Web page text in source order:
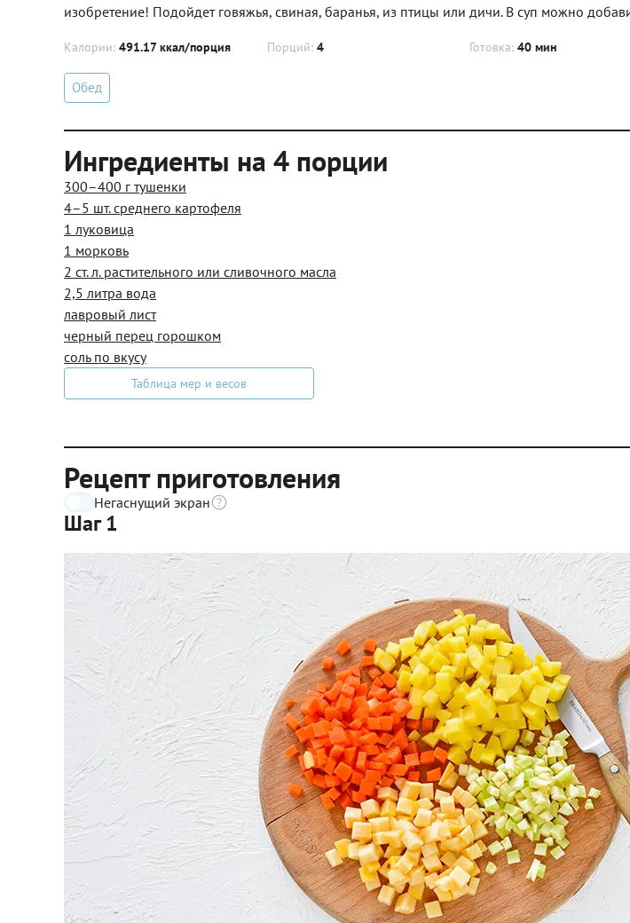
изобретение! Подойдет говяжья, свиная, баранья, из птицы или дичи. В суп можно
Калории: 491.17 ккал/порция Порций: 4 Готовка: 40 мин
Обед
Ингредиенты на 4 порции
300–400 г тушенки
4–5 шт. среднего картофеля
1 луковица
1 морковь
2 ст. л. растительного или сливочного масла
2,5 литра вода
лавровый лист
черный перец горошком
соль по вкусу
Таблица мер и весов
Рецепт приготовления
Негаснущий экран
Шаг 1